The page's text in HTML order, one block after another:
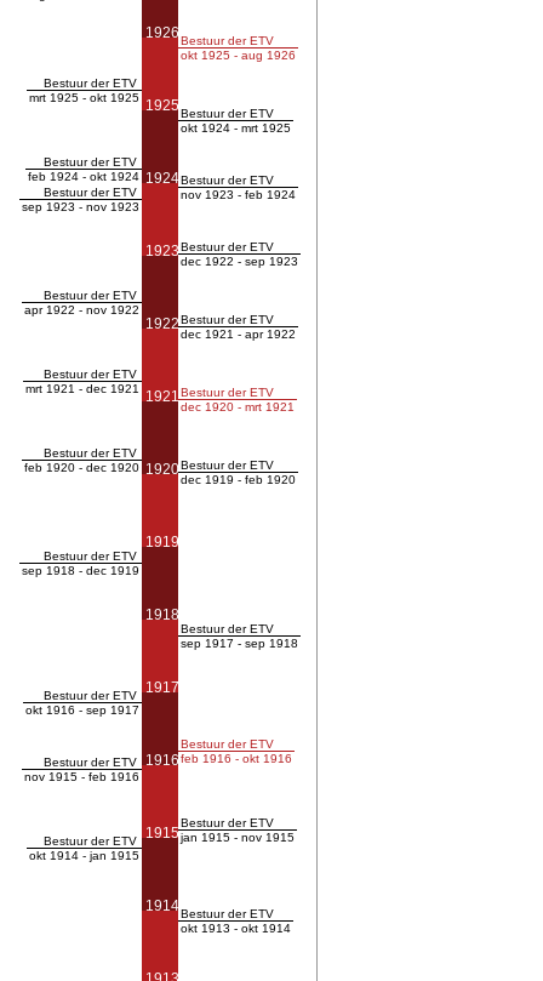
Bestuur der ETV
mrt 1925 - okt 1925
Bestuur der ETV
feb 1924 - okt 1924
Bestuur der ETV
sep 1923 - nov 1923
Bestuur der ETV
apr 1922 - nov 1922
Bestuur der ETV
mrt 1921 - dec 1921
Bestuur der ETV
feb 1920 - dec 1920
Bestuur der ETV
sep 1918 - dec 1919
Bestuur der ETV
okt 1916 - sep 1917
Bestuur der ETV
nov 1915 - feb 1916
Bestuur der ETV
okt 1914 - jan 1915
1926
1925
1924
1923
1922
1921
1920
1919
1918
1917
1916
1915
1914
Bestuur der ETV
okt 1925 - aug 1926
Bestuur der ETV
okt 1924 - mrt 1925
Bestuur der ETV
nov 1923 - feb 1924
Bestuur der ETV
dec 1922 - sep 1923
Bestuur der ETV
dec 1921 - apr 1922
Bestuur der ETV
dec 1920 - mrt 1921
Bestuur der ETV
dec 1919 - feb 1920
Bestuur der ETV
sep 1917 - sep 1918
Bestuur der ETV
feb 1916 - okt 1916
Bestuur der ETV
jan 1915 - nov 1915
Bestuur der ETV
okt 1913 - okt 1914